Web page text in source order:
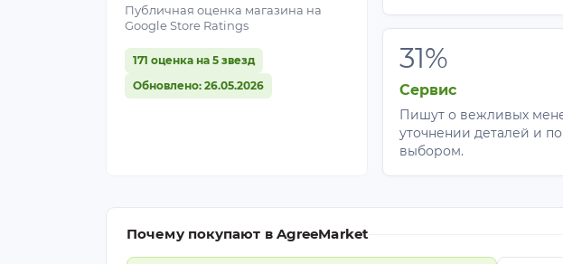
Публичная оценка магазина на
Google Store Ratings
171 оценка на 5 звезд
Обновлено: 26.05.2026
31%
Сервис
Пишут о вежливых
уточнении деталей и
выбором.
Почему покупают в AgreeMarket